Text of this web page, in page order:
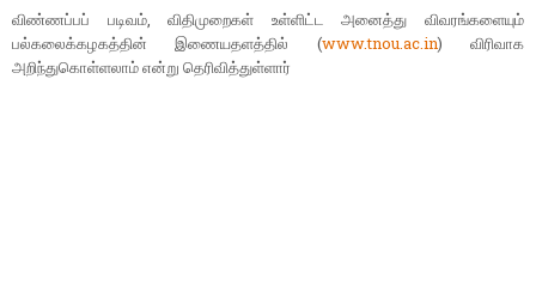
விண்ணப்பப் படிவம், விதிமுறைகள் உள்ளிட்ட அனைத்து விவரங்களையும்
பல்கலைக்கழகத்தின் இணையதளத்தில் (www.tnou.ac.in) விரிவாக
அறிந்துகொள்ளலாம் என்று தெரிவித்துள்ளார்